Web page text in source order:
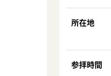
所在地
参拝時間